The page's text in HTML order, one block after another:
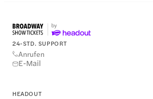
24-STD. SUPPORT
Anrufen
E-Mail
HEADOUT